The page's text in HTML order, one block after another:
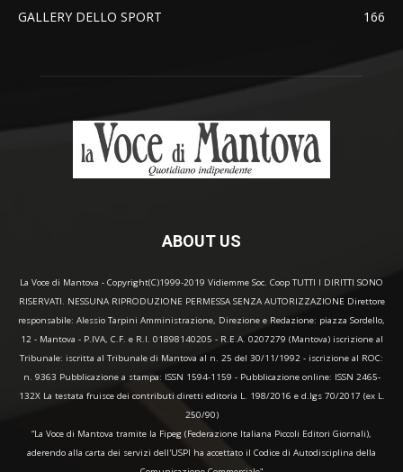
GALLERY DELLO SPORT
166
ABOUT US
La Voce di Mantova - Copyright(C)1999-2019 Vidiemme Soc. Coop TUTTI I DIRITTI SONO
RISERVATI. NESSUNA RIPRODUZIONE PERMESSA SENZA AUTORIZZAZIONE Direttore
responsabile: Alessio Tarpini Amministrazione, Direzione e Redazione: piazza Sordello,
12 - Mantova - P.IVA, C.F. e R.I. 01898140205 - R.E.A. 0207279 (Mantova) iscrizione al
Tribunale: iscritta al Tribunale di Mantova al n. 25 del 30/11/1992 - iscrizione al ROC:
n. 9363 Pubblicazione a stampa: ISSN 1594-1159 - Pubblicazione online: ISSN 2465-
132X La testata fruisce dei contributi diretti editoria L. 198/2016 e d.lgs 70/2017 (ex L.
250/90)
“La Voce di Mantova tramite la Fipeg (Federazione Italiana Piccoli Editori Giornali),
aderendo alla carta dei servizi dell'USPI ha accettato il Codice di Autodisciplina della